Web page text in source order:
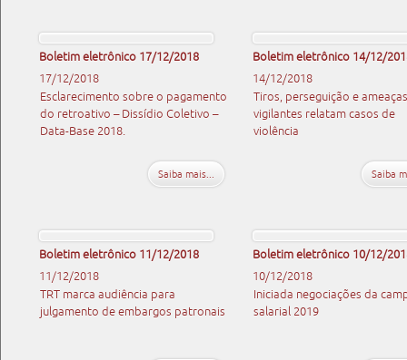
Boletim eletrônico 17/12/2018
17/12/2018
Esclarecimento sobre o pagamento
do retroativo – Dissídio Coletivo –
Data-Base 2018.
Saiba mais...
Boletim eletrônico 14/12/
14/12/2018
Tiros, perseguição e
vigilantes relatam casos de
violência
Saiba
Boletim eletrônico 11/12/2018
11/12/2018
TRT marca audiência para
julgamento de embargos patronais
Boletim eletrônico 10/12/
10/12/2018
Iniciada negociações da
salarial 2019